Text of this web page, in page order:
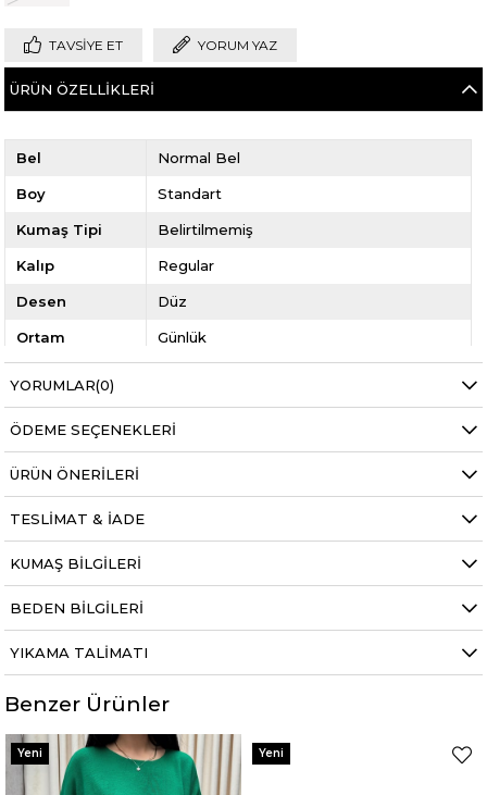
TAVSIYE ET YORUM YAZ
ÜRÜN ÖZELLIKLERI
Bel Normal Bel
Boy Standart
Kumaş Tipi Belirtilmemiş
Kalıp Regular
Desen Düz
Ortam Günlük
YORUMLAR(0)
ÖDEME SEÇENEKLERI
ÜRÜN ÖNERILERI
TESLIMAT & İADE
KUMAŞ BILGILERI
BEDEN BILGILERI
YIKAMA TALIMATI
Benzer Ürünler
Yeni Yeni